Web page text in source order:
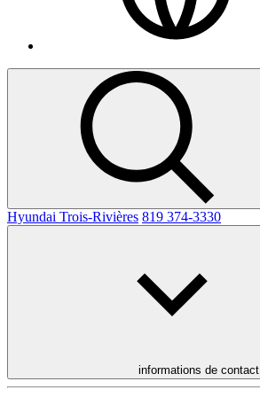
Hyundai Trois-Rivières 819 374-3330
informations de contact